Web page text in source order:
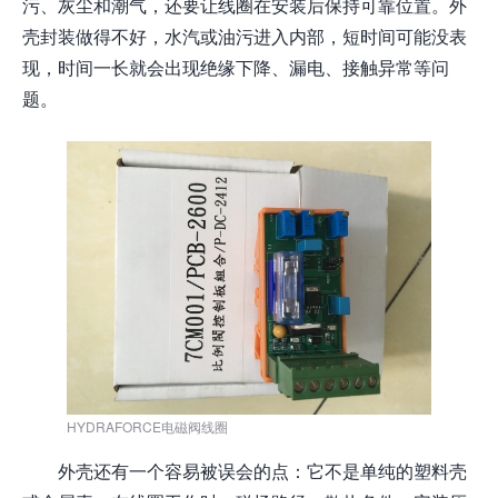
壳封装做得不好，水汽或油污进入内部，短时间可能没表
现，时间一长就会出现绝缘下降、漏电、接触异常等问
题。
HYDRAFORCE电磁阀线圈
外壳还有一个容易被误会的点：它不是单纯的塑料壳